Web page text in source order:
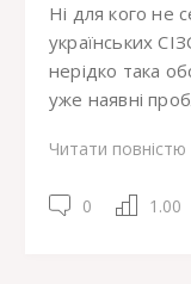
Ні для кого не
українських
нерідко така
уже наявні
Читати повністю
0 1.00